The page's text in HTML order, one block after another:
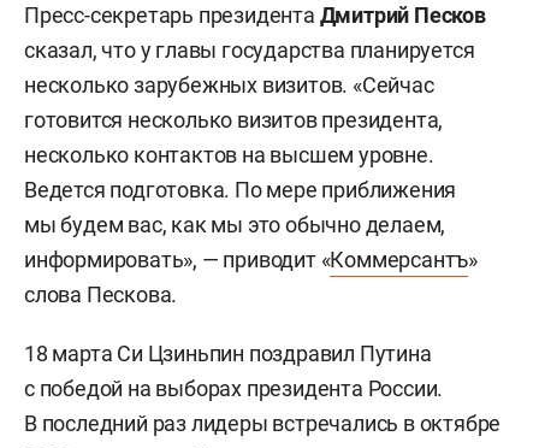
Пресс-секретарь президента Дмитрий Песков
сказал, что у главы государства планируется
несколько зарубежных визитов. «Сейчас
готовится несколько визитов президента,
несколько контактов на высшем уровне.
Ведется подготовка. По мере приближения
мы будем вас, как мы это обычно делаем,
информировать», — приводит «Коммерсантъ»
слова Пескова.
18 марта Си Цзиньпин поздравил Путина
с победой на выборах президента России.
В последний раз лидеры встречались в октябре